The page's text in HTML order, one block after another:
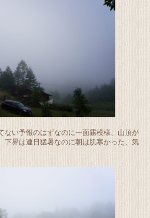
ない予報のはずなのに一面霧模様、山頂が
下界は連日猛暑なのに朝は肌寒かった、気